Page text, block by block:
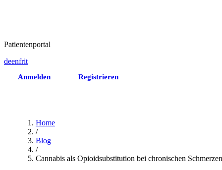
Patientenportal
deenfrit
Anmelden Registrieren
Home
/
Blog
/
Cannabis als Opioidsubstitution bei chronischen Schmerzen